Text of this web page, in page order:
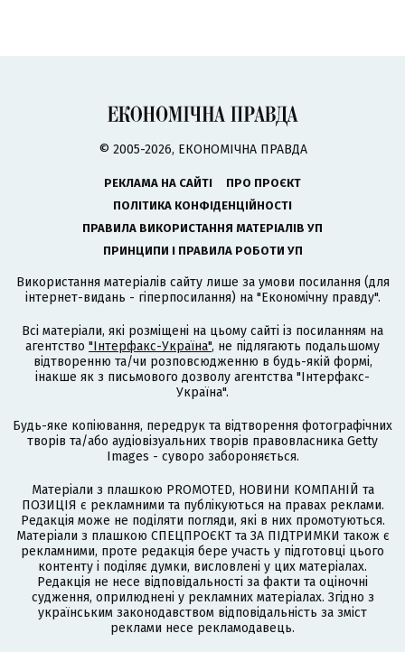
© 2005-2026, ЕКОНОМІЧНА ПРАВДА
РЕКЛАМА НА САЙТІ
ПРО ПРОЄКТ
ПОЛІТИКА КОНФІДЕНЦІЙНОСТІ
ПРАВИЛА ВИКОРИСТАННЯ МАТЕРІАЛІВ УП
ПРИНЦИПИ І ПРАВИЛА РОБОТИ УП
Використання матеріалів сайту лише за умови посилання (для
інтернет-видань - гіперпосилання) на "Економічну правду".
Всі матеріали, які розміщені на цьому сайті із посиланням на
агентство "Інтерфакс-Україна", не підлягають подальшому
відтворенню та/чи розповсюдженню в будь-якій формі,
інакше як з письмового дозволу агентства "Інтерфакс-
Україна".
Будь-яке копіювання, передрук та відтворення фотографічних
творів та/або аудіовізуальних творів правовласника Getty
Images - суворо забороняється.
Матеріали з плашкою PROMOTED, НОВИНИ КОМПАНІЙ та
ПОЗИЦІЯ є рекламними та публікуються на правах реклами.
Редакція може не поділяти погляди, які в них промотуються.
Матеріали з плашкою СПЕЦПРОЄКТ та ЗА ПІДТРИМКИ також є
рекламними, проте редакція бере участь у підготовці цього
контенту і поділяє думки, висловлені у цих матеріалах.
Редакція не несе відповідальності за факти та оціночні
судження, оприлюднені у рекламних матеріалах. Згідно з
українським законодавством відповідальність за зміст
реклами несе рекламодавець.